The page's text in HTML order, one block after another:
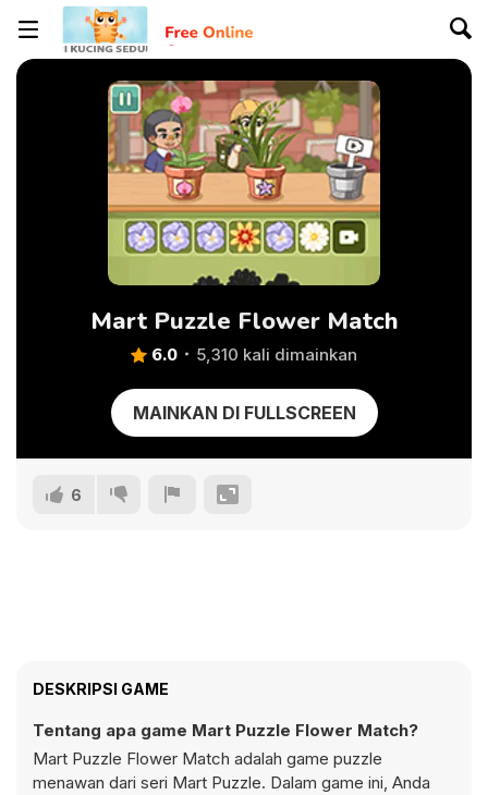
Mart Puzzle Flower Match
6.0 5,310 kali dimainkan
MAINKAN DI FULLSCREEN
6
DESKRIPSI GAME
Tentang apa game Mart Puzzle Flower Match?
Mart Puzzle Flower Match adalah game puzzle
menawan dari seri Mart Puzzle. Dalam game ini, Anda